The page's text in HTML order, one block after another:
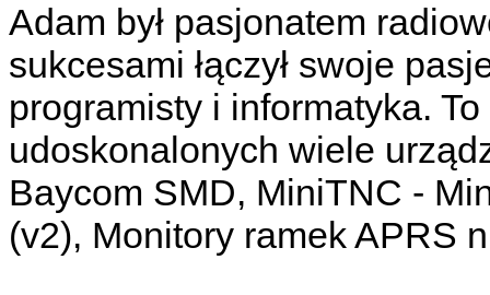
Adam był pasjonatem
sukcesami łączył swoje
programisty i informatyka.
udoskonalonych wiele
Baycom SMD, MiniTNC -
(v2), Monitory ramek APRS